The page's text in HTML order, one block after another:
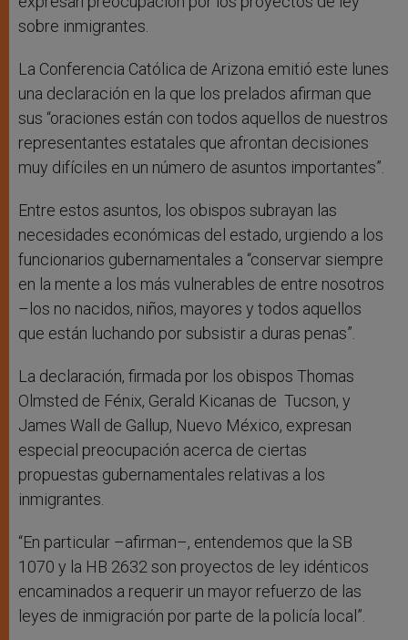
sobre inmigrantes.
La Conferencia Católica de Arizona emitió este lunes
una declaración en la que los prelados afirman que
sus “oraciones están con todos aquellos de nuestros
representantes estatales que afrontan decisiones
muy difíciles en un número de asuntos importantes”.
Entre estos asuntos, los obispos subrayan las
necesidades económicas del estado, urgiendo a los
funcionarios gubernamentales a “conservar siempre
en la mente a los más vulnerables de entre nosotros
–los no nacidos, niños, mayores y todos aquellos
que están luchando por subsistir a duras penas”.
La declaración, firmada por los obispos Thomas
Olmsted de Fénix, Gerald Kicanas de Tucson, y
James Wall de Gallup, Nuevo México, expresan
especial preocupación acerca de ciertas
propuestas gubernamentales relativas a los
inmigrantes.
“En particular –afirman–, entendemos que la SB
1070 y la HB 2632 son proyectos de ley idénticos
encaminados a requerir un mayor refuerzo de las
leyes de inmigración por parte de la policía local”.